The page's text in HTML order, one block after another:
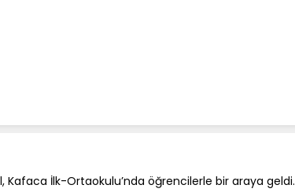
Kafaca İlk-Ortaokulu’nda öğrencilerle bir araya geldi.